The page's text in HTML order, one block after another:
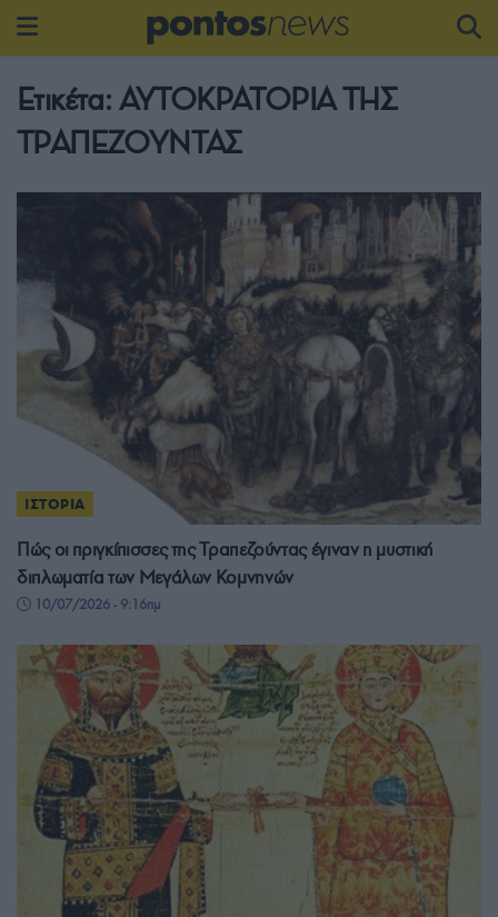
Ετικέτα: ΑΥΤΟΚΡΑΤΟΡΙΑ ΤΗΣ
ΤΡΑΠΕΖΟΥΝΤΑΣ
ΙΣΤΟΡΙΑ
Πώς οι πριγκίπισσες της Τραπεζούντας έγιναν η μυστική
διπλωματία των Μεγάλων Κομνηνών
10/07/2026 - 9:16πμ